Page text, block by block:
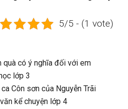
5/5 - (1 vote)
có ý nghĩa đối với em
lớp 3
Côn sơn của Nguyễn Trãi
kể chuyện lớp 4